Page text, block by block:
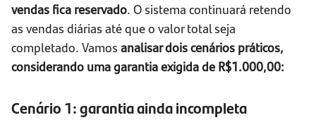
vendas fica reservado. O sistema continuará retendo
as vendas diárias até que o valor total seja
completado. Vamos analisar dois cenários práticos,
considerando uma garantia exigida de R$1.000,00:
Cenário 1: garantia ainda incompleta